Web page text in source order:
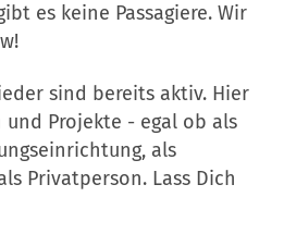
es keine Passagiere. Wir
sind bereits aktiv. Hier
und Projekte - egal ob als
als
Privatperson. Lass Dich